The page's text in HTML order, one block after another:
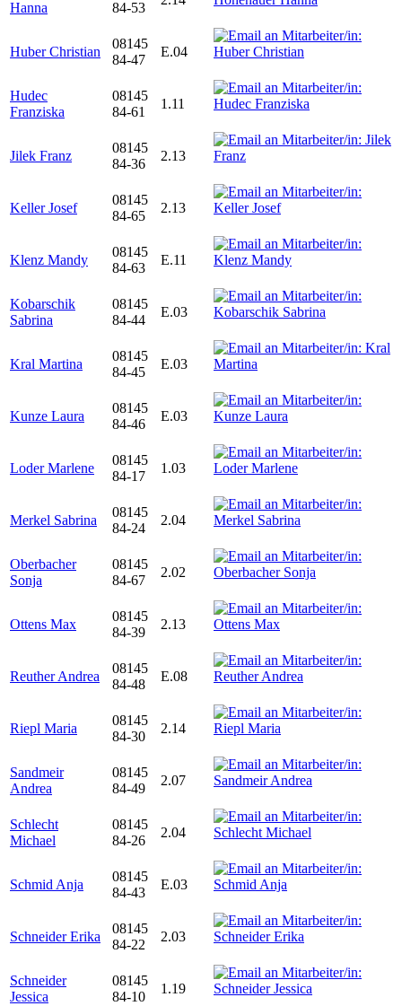
Hanna
84-53
Huber Christian
08145
84-47
E.04
Hudec
Franziska
08145
84-61
1.11
Jilek Franz
08145
84-36
2.13
Keller Josef
08145
84-65
2.13
Klenz Mandy
08145
84-63
E.11
Kobarschik
Sabrina
08145
84-44
E.03
Kral Martina
08145
84-45
E.03
Kunze Laura
08145
84-46
E.03
Loder Marlene
08145
84-17
1.03
Merkel Sabrina
08145
84-24
2.04
Oberbacher
Sonja
08145
84-67
2.02
Ottens Max
08145
84-39
2.13
Reuther Andrea
08145
84-48
E.08
Riepl Maria
08145
84-30
2.14
Sandmeir
Andrea
08145
84-49
2.07
Schlecht
Michael
08145
84-26
2.04
Schmid Anja
08145
84-43
E.03
Schneider Erika
08145
84-22
2.03
Schneider
Jessica
08145
84-10
1.19